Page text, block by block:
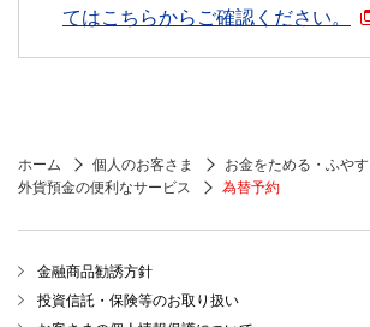
てはこちらからご確認ください。
ホーム 個人のお客さま お金をためる・ふやす
外貨預金の便利なサービス
為替予約
金融商品勧誘方針
投資信託・保険等のお取り扱い